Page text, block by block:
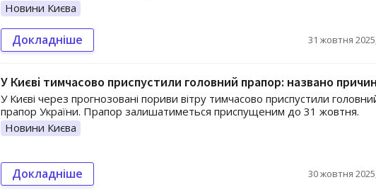
Новини Києва
Докладніше 31 жовтня
У Києві тимчасово приспустили головний прапор: названо
У Києві через прогнозовані пориви вітру тимчасово приспустили
прапор України. Прапор залишатиметься приспущеним до 31 жовтня.
Новини Києва
Докладніше 30 жовтня